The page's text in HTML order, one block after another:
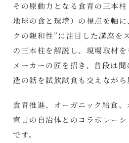
その原動力となる食育の三本柱
地球の食と環境）の視点を軸に
クの親和性”に注目した講座を
の三本柱を解説し、現場取材
メーカーの匠を招き、普段は
造の話を試飲試食も交えながら
食育推進、オーガニック給食
宣言の自治体とのコラボレー
です。